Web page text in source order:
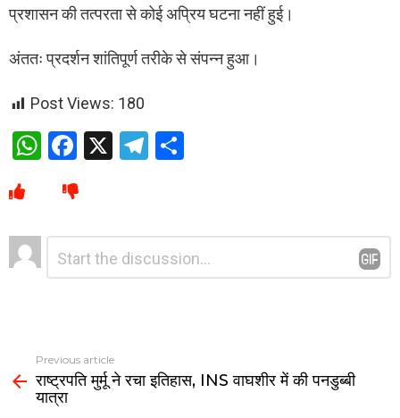
प्रशासन की तत्परता से कोई अप्रिय घटना नहीं हुई।
अंततः प्रदर्शन शांतिपूर्ण तरीके से संपन्न हुआ।
Post Views: 180
W
at
s
A
p
F
ce
b
o
o
X
T
gr
a
m
e
Leave
a
Previous article
राष्ट्रपति मुर्मू ने रचा इतिहास, INS वाघशीर में की पनडुब्बी
यात्रा